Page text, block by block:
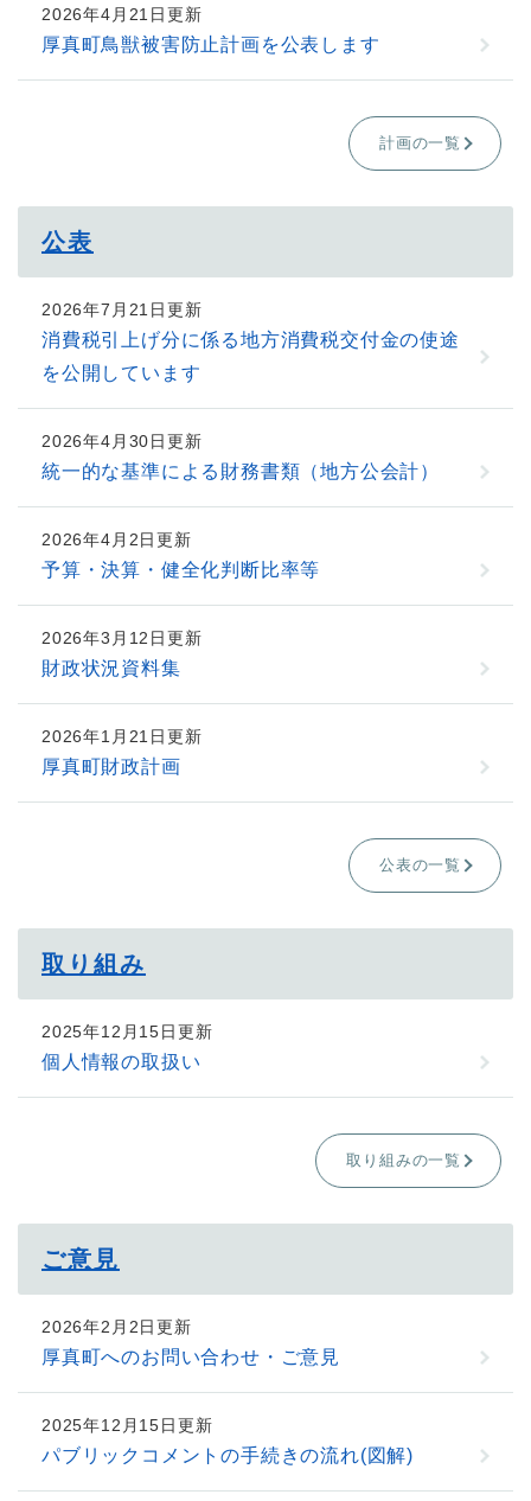
2026年4月21日更新
厚真町鳥獣被害防止計画を公表します
計画の一覧
公表
2026年7月21日更新
消費税引上げ分に係る地方消費税交付金の使途
を公開しています
2026年4月30日更新
統一的な基準による財務書類（地方公会計）
2026年4月2日更新
予算・決算・健全化判断比率等
2026年3月12日更新
財政状況資料集
2026年1月21日更新
厚真町財政計画
公表の一覧
取り組み
2025年12月15日更新
個人情報の取扱い
取り組みの一覧
ご意見
2026年2月2日更新
厚真町へのお問い合わせ・ご意見
2025年12月15日更新
パブリックコメントの手続きの流れ(図解)